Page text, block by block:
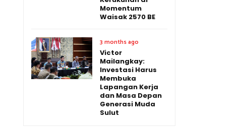
Momentum
Waisak 2570 BE
3 months ago
Victor
Mailangkay:
Investasi Harus
Membuka
Lapangan Kerja
dan Masa Depan
Generasi Muda
Sulut